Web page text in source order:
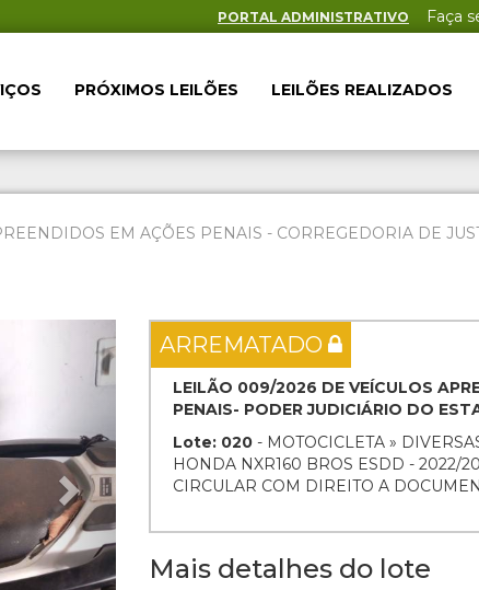
PORTAL ADMINISTRATIVO Faça
PRÓXIMOS LEILÕES LEILÕES REALIZADOS
EM AÇÕES PENAIS - CORREGEDORIA DE
Next ARREMATADO
LEILÃO 009/2026 DE VEÍCULOS
PENAIS- PODER JUDICIÁRIO DO
Lote: 020 - MOTOCICLETA »
HONDA NXR160 BROS ESDD - 2022/
CIRCULAR COM DIREITO A
Mais detalhes do lote